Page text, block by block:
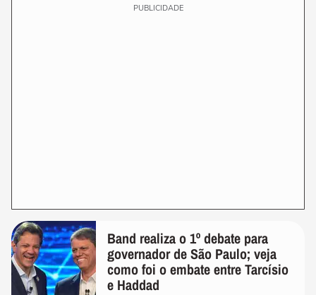
PUBLICIDADE
Band realiza o 1º debate para
governador de São Paulo; veja
como foi o embate entre Tarcísio
e Haddad